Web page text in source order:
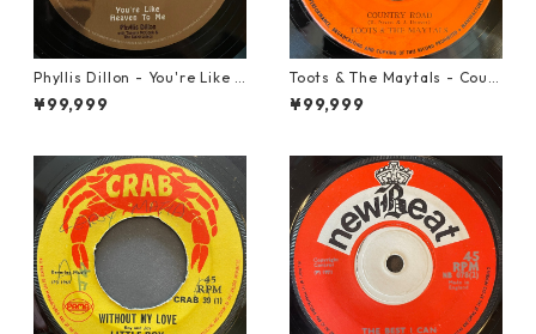
Phyllis Dillon - You're Like H
eaven To Me【7-21913】
¥99,999
Toots & The Maytals - Coun
try Road【7-21951】
¥99,999